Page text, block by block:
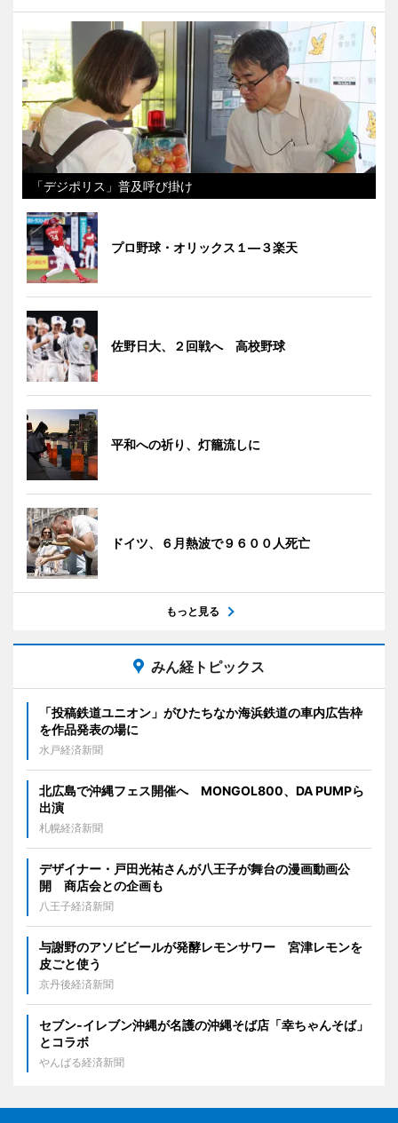
「デジポリス」普及呼び掛け
プロ野球・オリックス１―３楽天
佐野日大、２回戦へ 高校野球
平和への祈り、灯籠流しに
ドイツ、６月熱波で９６００人死亡
もっと見る
みん経トピックス
「投稿鉄道ユニオン」がひたちなか海浜鉄道の車内広告枠
を作品発表の場に
水戸経済新聞
北広島で沖縄フェス開催へ MONGOL800、DA PUMPら
出演
札幌経済新聞
デザイナー・戸田光祐さんが八王子が舞台の漫画動画公
開 商店会との企画も
八王子経済新聞
与謝野のアソビビールが発酵レモンサワー 宮津レモンを
皮ごと使う
京丹後経済新聞
セブン‐イレブン沖縄が名護の沖縄そば店「幸ちゃんそば」
とコラボ
やんばる経済新聞